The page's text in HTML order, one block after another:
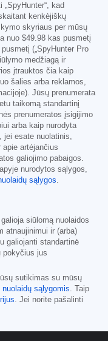
kad
kenkėjiškų
skyriaus per mūsų
nuo $49.98 kas pusmetį
pusmetį („SpyHunter Pro
medžiagą ir
įtrauktos čia kaip
šalies arba reklamos,
Jūsų prenumerata
taikomą standartinį
prenumeratos įsigijimo
arba kaip nurodyta
jei esate nuolatinis,
apie artėjančius
galiojimo pabaigos.
nurodytos sąlygos,
sąlygos.
siūlomą nuolaidos
atnaujinimui ir (arba)
galiojanti standartinė
pokyčius jus
sutikimas su mūsų
nuolaidų sąlygomis. Taip
. Jei norite pašalinti